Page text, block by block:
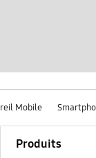
Mobile
Produits